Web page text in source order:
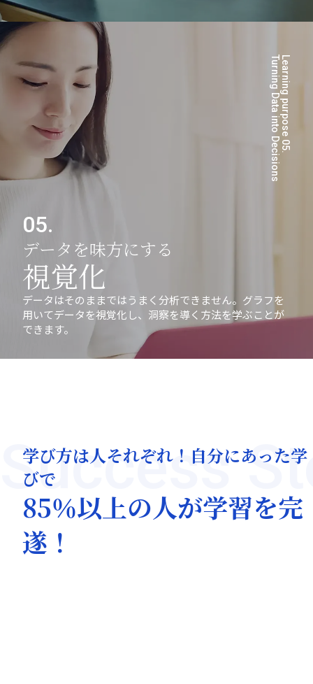
Learning purpose 05.
Turning Data into Decisions
05.
データを味方にする
視覚化
データはそのままではうまく分析できません。グラフを
用いてデータを視覚化し、洞察を導く方法を学ぶことが
できます。
Success
学び方は人それぞれ！自分にあった学
びで
85％以上の人が学習を完
遂！